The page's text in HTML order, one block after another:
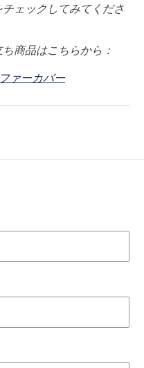
チェックしてみてくださ
商品はこちらから：
ァーカバー